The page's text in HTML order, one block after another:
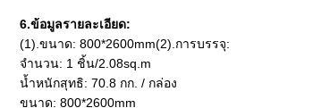
6.ข้อมูลรายละเอียด:
(1).ขนาด: 800*2600mm(2).การบรรจุ:
จำนวน: 1 ชิ้น/2.08sq.m
น้ำหนักสุทธิ: 70.8 กก. / กล่อง
ขนาด: 800*2600mm